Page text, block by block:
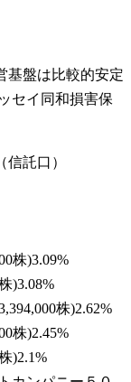
基盤は比較的安定
セイ同和損害保
託口）
株)3.09%
)3.08%
株)2.62%
株)2.45%
)2.1%